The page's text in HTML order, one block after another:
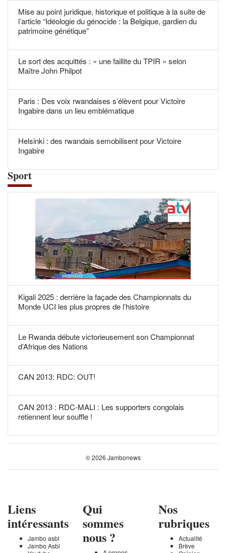
Mise au point juridique, historique et politique à la suite de
l’article “Idéologie du génocide : la Belgique, gardien du
patrimoine génétique”
Le sort des acquittés : « une faillite du TPIR » selon
Maître John Philpot
Paris : Des voix rwandaises s’élèvent pour Victoire
Ingabire dans un lieu emblématique
Helsinki : des rwandais semobilisent pour Victoire
Ingabire
Sport
Kigali 2025 : derrière la façade des Championnats du
Monde UCI les plus propres de l’histoire
Le Rwanda débute victorieusement son Championnat
d’Afrique des Nations
CAN 2013: RDC: OUT!
CAN 2013 : RDC-MALI : Les supporters congolais
retiennent leur souffle !
© 2026 Jambonews
Liens
intéressants
Jambo asbl
Jambo Asbl
Qui
sommes
nous ?
Nos
rubriques
Actualité
Brève